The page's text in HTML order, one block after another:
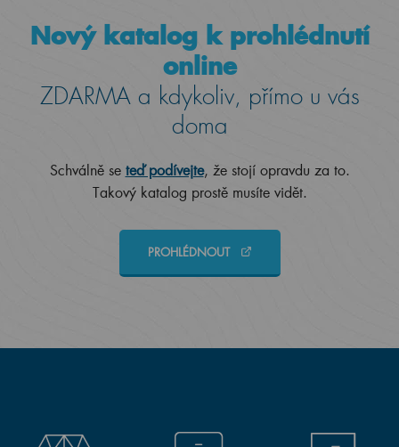
Nový katalog k prohlédnutí
online
ZDARMA a kdykoliv, přímo u vás
doma
Schválně se teď podívejte, že stojí opravdu za to.
Takový katalog prostě musíte vidět.
PROHLÉDNOUT